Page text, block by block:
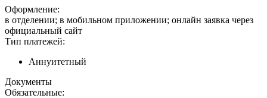
Оформление:
в отделении; в мобильном приложении; онлайн заявка через
официальный сайт
Тип платежей:
Аннуитетный
Документы
Обязательные: